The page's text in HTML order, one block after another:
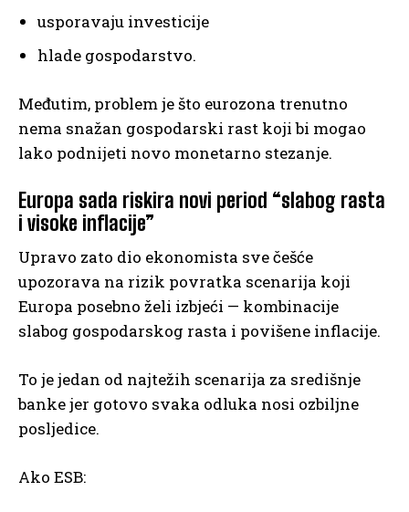
usporavaju investicije
hlade gospodarstvo.
Međutim, problem je što eurozona trenutno
nema snažan gospodarski rast koji bi mogao
lako podnijeti novo monetarno stezanje.
Europa sada riskira novi period “slabog rasta
i visoke inflacije”
Upravo zato dio ekonomista sve češće
upozorava na rizik povratka scenarija koji
Europa posebno želi izbjeći — kombinacije
slabog gospodarskog rasta i povišene inflacije.
To je jedan od najtežih scenarija za središnje
banke jer gotovo svaka odluka nosi ozbiljne
posljedice.
Ako ESB: